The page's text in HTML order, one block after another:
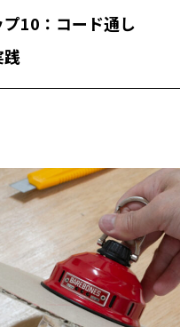
プ10：コード通し
践